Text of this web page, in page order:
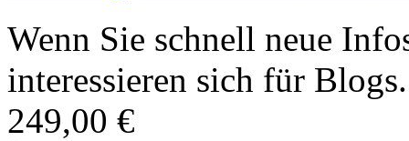
Wenn Sie schnell neue
interessieren sich für
249,00 €